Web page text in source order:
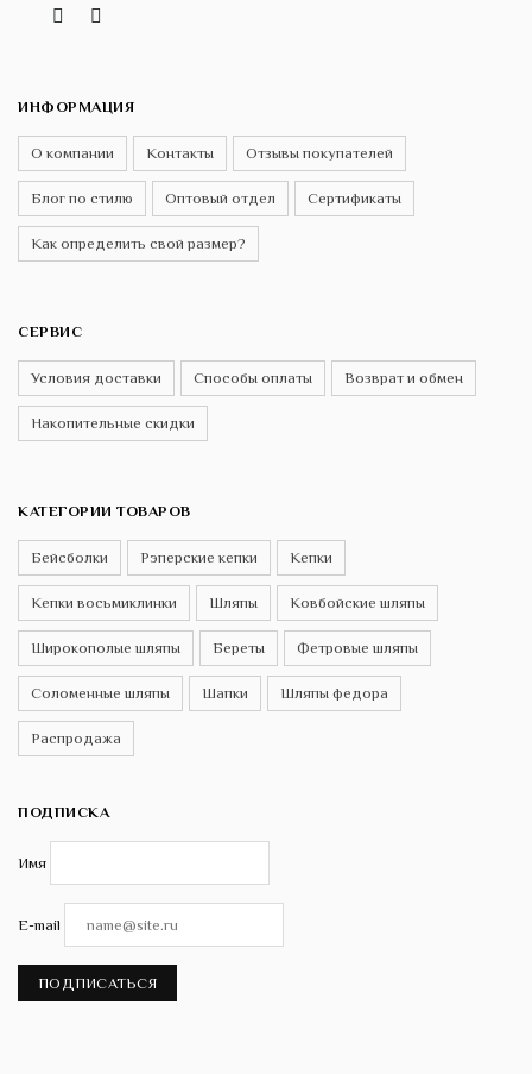
Telegram
ИНФОРМАЦИЯ
О компании Контакты Отзывы покупателей
Блог по стилю Оптовый отдел Сертификаты
Как определить свой размер?
СЕРВИС
Условия доставки Способы оплаты Возврат и обмен
Накопительные скидки
КАТЕГОРИИ ТОВАРОВ
Бейсболки Рэперские кепки Кепки
Кепки восьмиклинки Шляпы Ковбойские шляпы
Широкополые шляпы Береты Фетровые шляпы
Соломенные шляпы Шапки Шляпы федора
Распродажа
ПОДПИСКА
Имя
E-mail
ПОДПИСАТЬСЯ